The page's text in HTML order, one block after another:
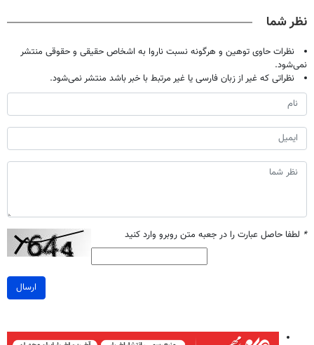
نظر شما
نظرات حاوی توهین و هرگونه نسبت ناروا به اشخاص حقیقی و حقوقی منتشر
نمی‌شود.
نظراتی که غیر از زبان فارسی یا غیر مرتبط با خبر باشد منتشر نمی‌شود.
* لطفا حاصل عبارت را در جعبه متن روبرو وارد کنید
ارسال